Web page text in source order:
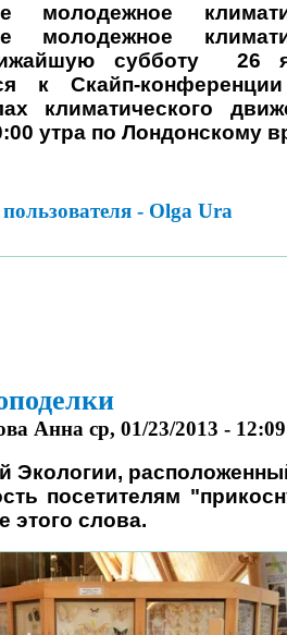
молодежное
молодежное
субботу 26
к Скайп-
климатического
утра по Лондонскому
к обсуждению - Olga Ura
Анна ср, 01/23/2013 - 12:09
Экологии,
посетителям
этого слова.